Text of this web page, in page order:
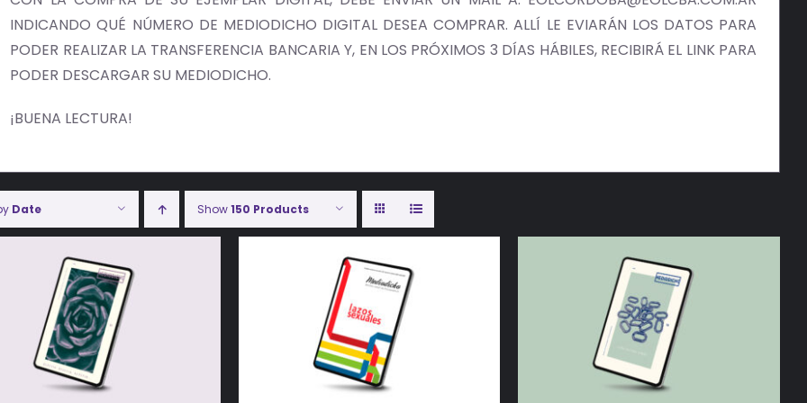
INDICANDO QUÉ NÚMERO DE MEDIODICHO DIGITAL DESEA COMPRAR. ALLÍ LE EVIARÁN LOS DATOS PARA
PODER REALIZAR LA TRANSFERENCIA BANCARIA Y, EN LOS PRÓXIMOS 3 DÍAS HÁBILES, RECIBIRÁ EL LINK PARA
PODER DESCARGAR SU MEDIODICHO.
¡BUENA LECTURA!
Date Show150 Products
AL CARRITO / AÑADIR AL CARRITO / AÑADIR AL CARRITO /